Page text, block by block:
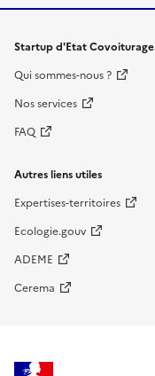
Startup d'Etat
Qui sommes-nous ?
Nos services
FAQ
Autres liens utiles
Expertises-territoires
Ecologie.gouv
ADEME
Cerema